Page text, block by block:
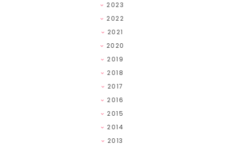
2023
2022
2021
2020
2019
2018
2017
2016
2015
2014
2013